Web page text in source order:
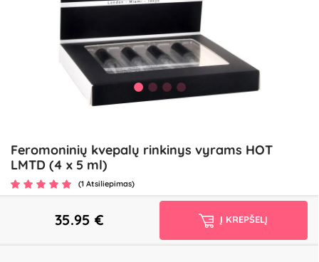
Feromoninių kvepalų rinkinys vyrams HOT
LMTD (4 x 5 ml)
(1 Atsiliepimas)
35.95 € Į KREPŠELĮ